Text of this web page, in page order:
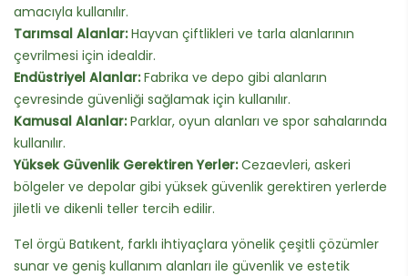
amacıyla kullanılır.
Tarımsal Alanlar:Hayvan çiftlikleri ve tarla alanlarının
çevrilmesi için idealdir.
Endüstriyel Alanlar:Fabrika ve depo gibi alanların
çevresinde güvenliği sağlamak için kullanılır.
Kamusal Alanlar:Parklar, oyun alanları ve spor sahalarında
kullanılır.
Yüksek Güvenlik Gerektiren Yerler:Cezaevleri, askeri
bölgeler ve depolar gibi yüksek güvenlik gerektiren yerlerde
jiletli ve dikenli teller tercih edilir.
Tel örgü Batıkent, farklı ihtiyaçlara yönelik çeşitli çözümler
sunar ve geniş kullanım alanları ile güvenlik ve estetik